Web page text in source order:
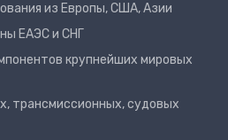
из Европы, США, Азии
ЕАЭС и СНГ
крупнейших мировых
трансмиссионных, судовых